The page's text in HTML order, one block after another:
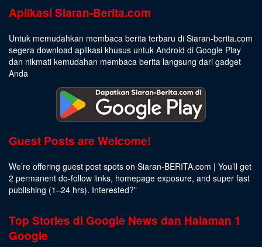
Aplikasi Siaran-Berita.com
Untuk memudahkan membaca berita terbaru di Siaran-berita.com
segera download aplikasi khusus untuk Android di Google Play
dan nikmati kemudahan membaca berita langsung dari gadget
Anda
Guest Posts are Welcome!
We’re offering guest post spots on Siaran-BERITA.com | You’ll get
2 permanent do-follow links, homepage exposure, and super fast
publishing (1–24 hrs). Interested?”
Top Stories di Google News dan Halaman 1
Google